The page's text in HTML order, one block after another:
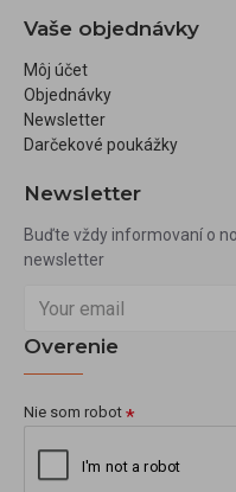
Vaše objednávky
Môj účet
Objednávky
Newsletter
Darčekové poukážky
Newsletter
Buďte vždy informovaní o
newsletter
Overenie
Nie som robot